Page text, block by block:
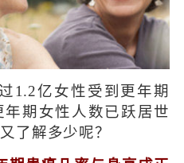
1.2亿女性受到更年期
期女性人数已跃居世
了解多少呢？